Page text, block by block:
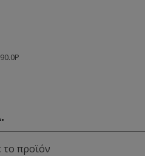
το προϊόν